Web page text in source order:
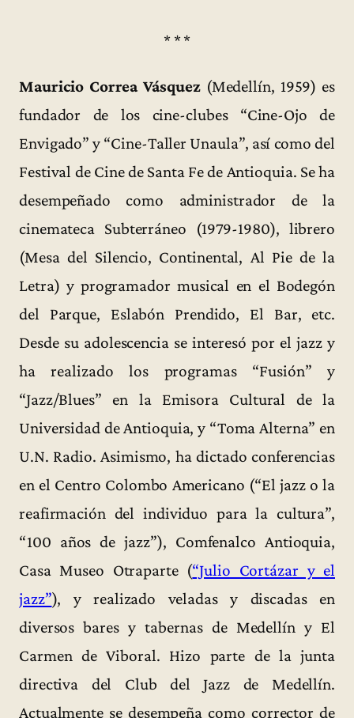
* * *
Mauricio Correa Vásquez(Medellín, 1959) es
fundador de los cine-clubes “Cine-Ojo de
Envigado” y “Cine-Taller Unaula”, así como del
Festival de Cine de Santa Fe de Antioquia. Se ha
desempeñado como administrador de la
cinemateca Subterráneo (1979-1980), librero
(Mesa del Silencio, Continental, Al Pie de la
Letra) y programador musical en el Bodegón
del Parque, Eslabón Prendido, El Bar, etc.
Desde su adolescencia se interesó por el jazz y
ha realizado los programas “Fusión” y
“Jazz/Blues” en la Emisora Cultural de la
Universidad de Antioquia, y “Toma Alterna” en
U.N. Radio. Asimismo, ha dictado conferencias
en el Centro Colombo Americano (“El jazz o la
reafirmación del individuo para la cultura”,
“100 años de jazz”), Comfenalco Antioquia,
Casa Museo Otraparte (“Julio Cortázar y el
jazz”), y realizado veladas y discadas en
diversos bares y tabernas de Medellín y El
Carmen de Viboral. Hizo parte de la junta
directiva del Club del Jazz de Medellín.
Actualmente se desempeña como corrector de